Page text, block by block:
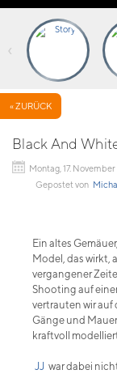
‹
« ZURÜCK
Black And
Montag, 17.
Gepostet von
Ein altes
Model, das wirkt,
vergangener
Shooting auf
vertrauten wir auf
Gänge und
kraftvoll
JJ war dabei